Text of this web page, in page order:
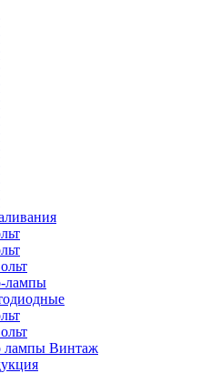
лампы
лампы Винтаж